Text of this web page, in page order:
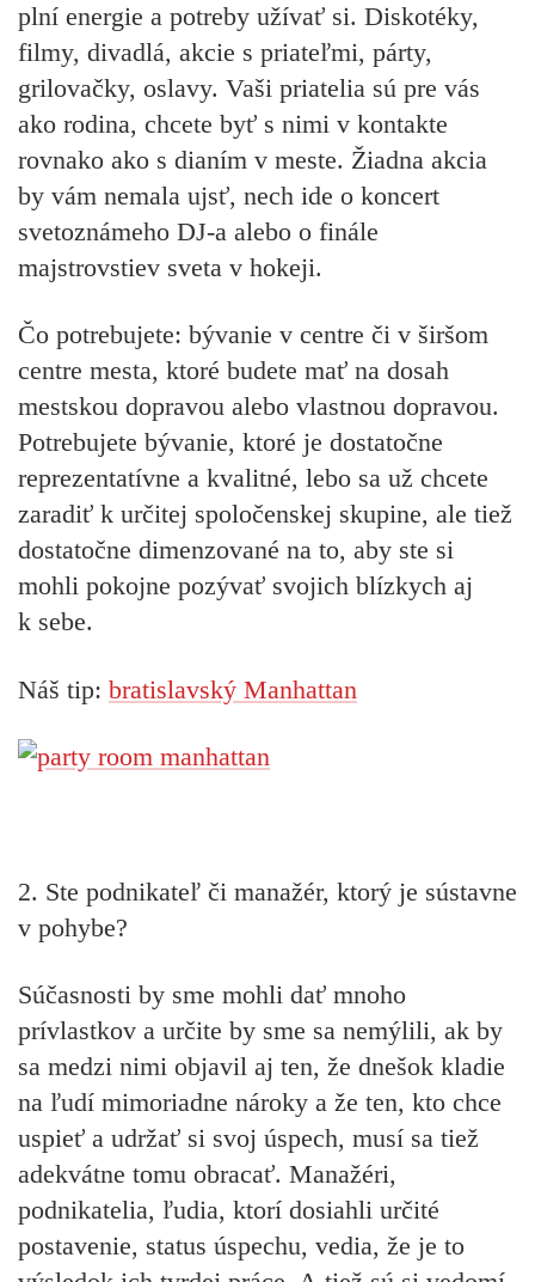
plní energie a potreby užívať si. Diskotéky,
filmy, divadlá, akcie s priateľmi, párty,
grilovačky, oslavy. Vaši priatelia sú pre vás
ako rodina, chcete byť s nimi v kontakte
rovnako ako s dianím v meste. Žiadna akcia
by vám nemala ujsť, nech ide o koncert
svetoznámeho DJ-a alebo o finále
majstrovstiev sveta v hokeji.
Čo potrebujete: bývanie v centre či v širšom
centre mesta, ktoré budete mať na dosah
mestskou dopravou alebo vlastnou dopravou.
Potrebujete bývanie, ktoré je dostatočne
reprezentatívne a kvalitné, lebo sa už chcete
zaradiť k určitej spoločenskej skupine, ale tiež
dostatočne dimenzované na to, aby ste si
mohli pokojne pozývať svojich blízkych aj
k sebe.
Náš tip: bratislavský Manhattan
2. Ste podnikateľ či manažér, ktorý je sústavne
v pohybe?
Súčasnosti by sme mohli dať mnoho
prívlastkov a určite by sme sa nemýlili, ak by
sa medzi nimi objavil aj ten, že dnešok kladie
na ľudí mimoriadne nároky a že ten, kto chce
uspieť a udržať si svoj úspech, musí sa tiež
adekvátne tomu obracať. Manažéri,
podnikatelia, ľudia, ktorí dosiahli určité
postavenie, status úspechu, vedia, že je to